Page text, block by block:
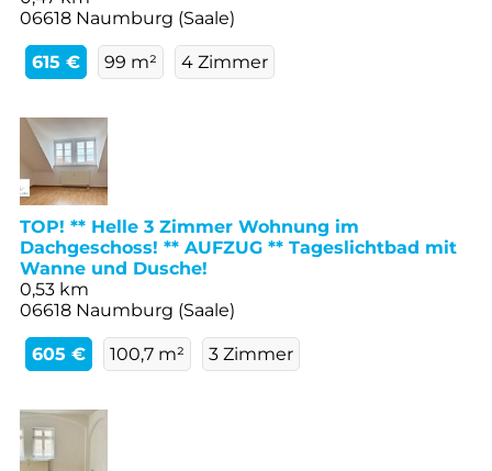
06618 Naumburg (Saale)
615 € 99 m² 4 Zimmer
TOP! ** Helle 3 Zimmer Wohnung im
Dachgeschoss! ** AUFZUG ** Tageslichtbad mit
Wanne und Dusche!
0,53 km
06618 Naumburg (Saale)
605 € 100,7 m² 3 Zimmer